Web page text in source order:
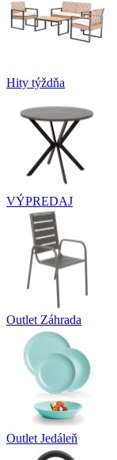
Hity týždňa
VÝPREDAJ
Outlet Záhrada
Outlet Jedáleň